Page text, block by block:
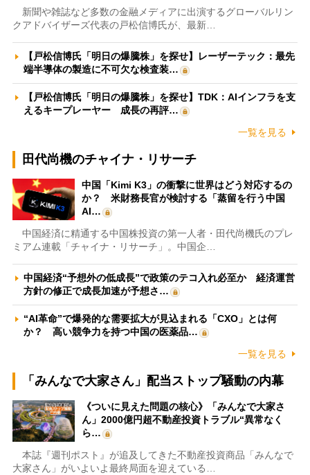
新聞や雑誌など多数の金融メディアに出演するグローバルリン
クアドバイザーズ代表の戸松信博氏が、最新…
【戸松信博氏「明日の爆騰株」を探せ】レーザーテック：最先
端半導体の製造に不可欠な検査装…
【戸松信博氏「明日の爆騰株」を探せ】TDK：AIインフラを支
えるキープレーヤー 成長の再評…
一覧を見る
田代尚機のチャイナ・リサーチ
中国「Kimi K3」の衝撃に世界はどう対応するの
か？ 米財務長官が検討する「蒸留を行う中国
AI…
中国経済に精通する中国株投資の第一人者・田代尚機氏のプレ
ミアム連載「チャイナ・リサーチ」。中国企…
中国経済“予想外の低成長”で政策のテコ入れ必至か 経済運営
方針の修正で成長加速が予想さ…
“AI革命”で爆発的な需要拡大が見込まれる「CXO」とは何
か？ 高い競争力を持つ中国の医薬品…
一覧を見る
「みんなで大家さん」配当ストップ騒動の内幕
《ついに見えた問題の核心》「みんなで大家さ
ん」2000億円超不動産投資トラブル“異常なく
ら…
本誌『週刊ポスト』が追及してきた不動産投資商品「みんなで
大家さん」がいよいよ最終局面を迎えている…